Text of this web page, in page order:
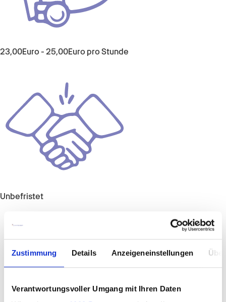
Zustimmung Details Anzeigeneinstellungen
Verantwortungsvoller Umgang mit Ihren Daten
23,00Euro - 25,00Euro pro Stunde
Unbefristet